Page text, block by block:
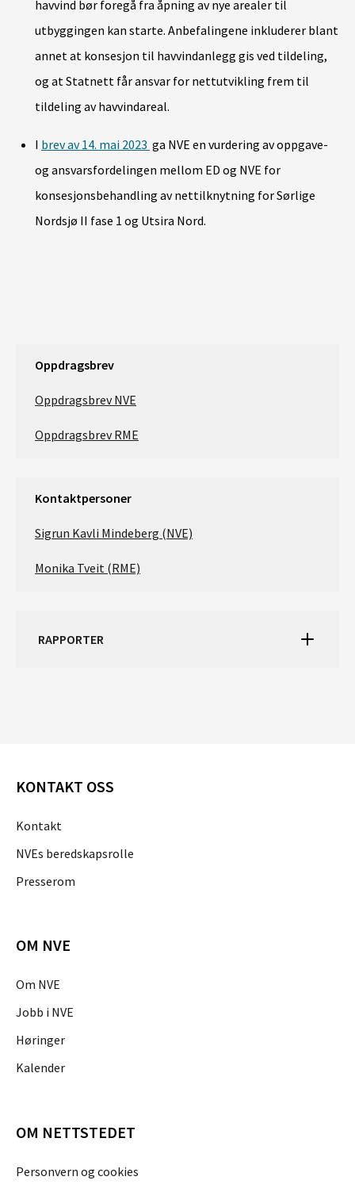
havvind bør foregå fra åpning av nye arealer til
utbyggingen kan starte. Anbefalingene inkluderer blant
annet at konsesjon til havvindanlegg gis ved tildeling,
og at Statnett får ansvar for nettutvikling frem til
tildeling av havvindareal.
I brev av 14. mai 2023 ga NVE en vurdering av oppgave-
og ansvarsfordelingen mellom ED og NVE for
konsesjonsbehandling av nettilknytning for Sørlige
Nordsjø II fase 1 og Utsira Nord.
Oppdragsbrev
Oppdragsbrev NVE
Oppdragsbrev RME
Kontaktpersoner
Sigrun Kavli Mindeberg (NVE)
Monika Tveit (RME)
RAPPORTER
KONTAKT OSS
Kontakt
NVEs beredskapsrolle
Presserom
OM NVE
Om NVE
Jobb i NVE
Høringer
Kalender
OM NETTSTEDET
Personvern og cookies